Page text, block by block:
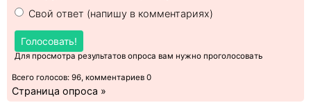
Свой ответ (напишу в комментариях)
Голосовать!
Для просмотра результатов опроса вам нужно проголосовать
Всего голосов: 96, комментариев 0
Страница опроса »